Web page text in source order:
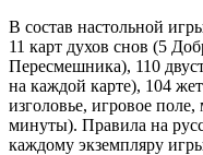
В состав настольной
11 карт духов снов (5
Пересмешника), 110
на каждой карте), 104
изголовье, игровое
минуты). Правила на
каждому экземпляру